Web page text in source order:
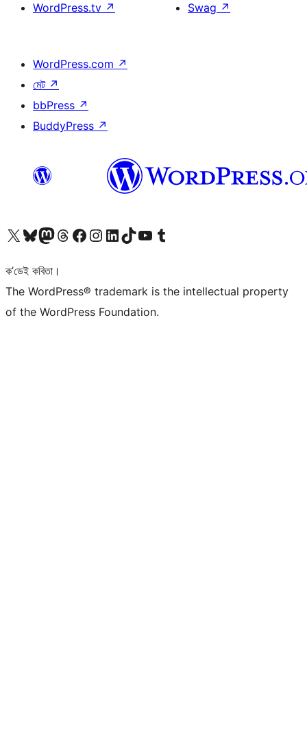
WordPress.tv ↗
Swag ↗
WordPress.com ↗
মেট ↗
bbPress ↗
BuddyPress ↗
আমাৰ X (আগৰ Twitter) একাউণ্টলৈ যাওকআমাৰ Bluesky একাউণ্টলৈ যাওকআমাৰ Mastodon একাউণ্টলৈ যাওকআমাৰ Threads একাউণ্টলৈ যাওকআমাৰ Facebook পৃষ্ঠালৈ যাওকআমাৰ Instagram একাউণ্টলৈ যাওকআমাৰ LinkedIn একাউণ্টলৈ যাওকআমাৰ TikTok একাউণ্টলৈ যাওকআমাৰ YouTube চেনেললৈ যাওকআমাৰ Tumblr একাউণ্টলৈ যাওক
ক’ডেই কবিতা।
The WordPress® trademark is the intellectual property
of the WordPress Foundation.